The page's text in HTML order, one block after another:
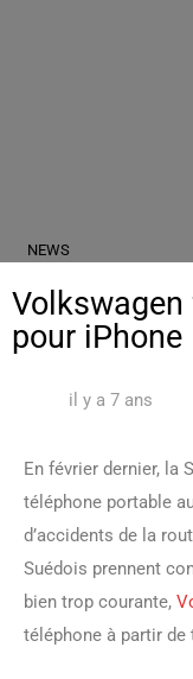
NEWS
pour iPhone
il y a 7 ans
En février dernier, la
téléphone portable
d’accidents de la
Suédois prennent
bien trop courante,
téléphone à partir